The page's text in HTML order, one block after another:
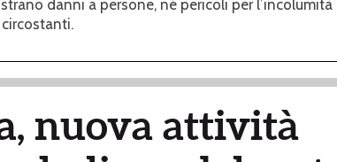
danni a persone, né pericoli per
nuova attività